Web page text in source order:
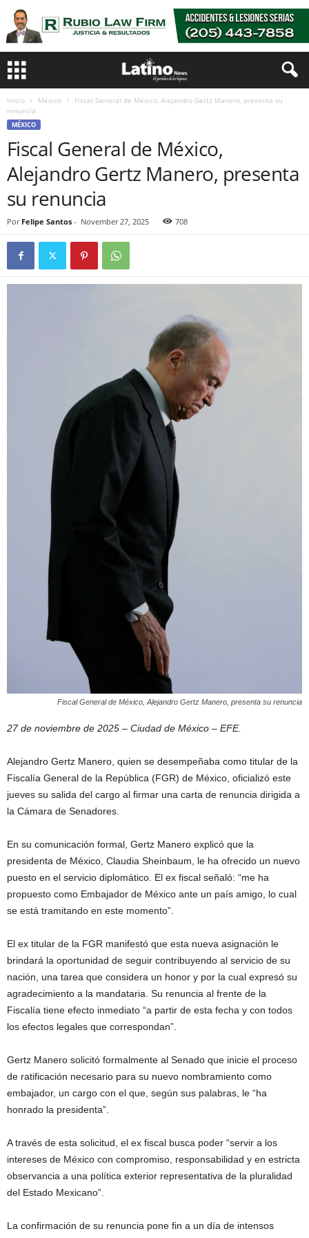
Inicio México
Fiscal General de México, Alejandro Gertz Manero, presenta su
renuncia
MÉXICO
Fiscal General de México,
Alejandro Gertz Manero, presenta
su renuncia
Por Felipe Santos - November 27, 2025 708
Fiscal General de México, Alejandro Gertz Manero, presenta su renuncia
27 de noviembre de 2025 – Ciudad de México – EFE.
Alejandro Gertz Manero, quien se desempeñaba como titular de la
Fiscalía General de la República (FGR) de México, oficializó este
jueves su salida del cargo al firmar una carta de renuncia dirigida a
la Cámara de Senadores.
En su comunicación formal, Gertz Manero explicó que la
presidenta de México, Claudia Sheinbaum, le ha ofrecido un nuevo
puesto en el servicio diplomático. El ex fiscal señaló: “me ha
propuesto como Embajador de México ante un país amigo, lo cual
se está tramitando en este momento”.
El ex titular de la FGR manifestó que esta nueva asignación le
brindará la oportunidad de seguir contribuyendo al servicio de su
nación, una tarea que considera un honor y por la cual expresó su
agradecimiento a la mandataria. Su renuncia al frente de la
Fiscalía tiene efecto inmediato “a partir de esta fecha y con todos
los efectos legales que correspondan”.
Gertz Manero solicitó formalmente al Senado que inicie el proceso
de ratificación necesario para su nuevo nombramiento como
embajador, un cargo con el que, según sus palabras, le “ha
honrado la presidenta”.
A través de esta solicitud, el ex fiscal busca poder “servir a los
intereses de México con compromiso, responsabilidad y en estricta
observancia a una política exterior representativa de la pluralidad
del Estado Mexicano”.
La confirmación de su renuncia pone fin a un día de intensos